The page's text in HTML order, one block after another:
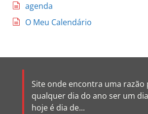
agenda
O Meu Calendário
Site onde encontra uma razão
qualquer dia do ano ser um
hoje é dia de...